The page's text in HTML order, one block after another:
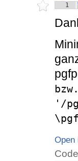
1
'/
Open